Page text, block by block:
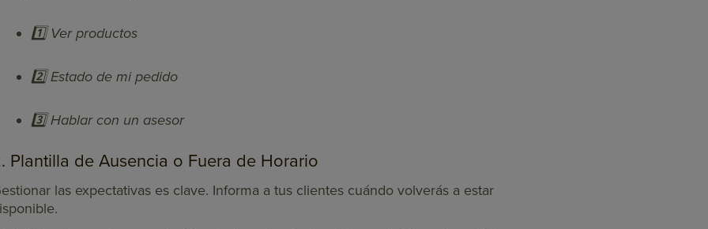
1️⃣ Ver productos
2️⃣ Estado de mi pedido
3️⃣ Hablar con un asesor
Plantilla de Ausencia o Fuera de Horario
las expectativas es clave. Informa a tus clientes cuándo volverás a estar